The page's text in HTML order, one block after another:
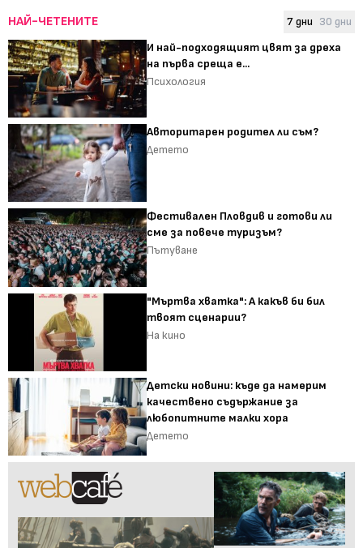
НАЙ-ЧЕТЕНИТЕ 7 дни 30 дни
И най-подходящият цвят за дреха
на първа среща е...
Психология
Авторитарен родител ли съм?
Детето
Фестивален Пловдив и готови ли
сме за повече туризъм?
Пътуване
"Мъртва хватка": А какъв би бил
твоят сценарии?
На кино
Детски новини: къде да намерим
качествено съдържание за
любопитните малки хора
Детето